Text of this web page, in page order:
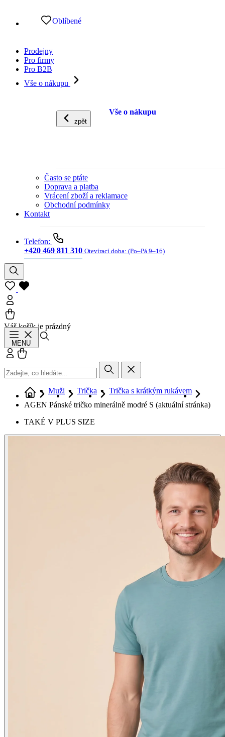
Oblíbené
Prodejny
Pro firmy
Pro B2B
Vše o nákupu
zpět
Vše o nákupu
Často se ptáte
Doprava a platba
Vrácení zboží a reklamace
Obchodní podmínky
Kontakt
Telefon:
+420 469 811 310 Otevírací doba: (Po–Pá 9–16)
Váš košík je prázdný
MENU
Přihlásit se
Muži Trička
Trička s krátkým rukávem
AGEN Pánské tričko minerálně modré S (aktuální stránka)
TAKÉ V PLUS SIZE